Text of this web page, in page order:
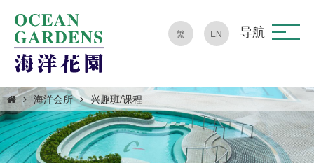
繁 EN 导航
海洋会所 兴趣班/课程